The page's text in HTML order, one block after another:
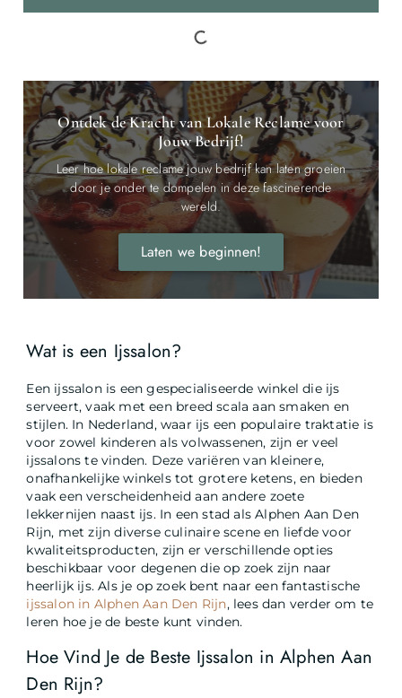
Wat is een Ijssalon?
Een ijssalon is een gespecialiseerde winkel die ijs
serveert, vaak met een breed scala aan smaken en
stijlen. In Nederland, waar ijs een populaire traktatie is
voor zowel kinderen als volwassenen, zijn er veel
ijssalons te vinden. Deze variëren van kleinere,
onafhankelijke winkels tot grotere ketens, en bieden
vaak een verscheidenheid aan andere zoete
lekkernijen naast ijs. In een stad als Alphen Aan Den
Rijn, met zijn diverse culinaire scene en liefde voor
kwaliteitsproducten, zijn er verschillende opties
beschikbaar voor degenen die op zoek zijn naar
heerlijk ijs. Als je op zoek bent naar een fantastische
ijssalon in Alphen Aan Den Rijn, lees dan verder om te
leren hoe je de beste kunt vinden.
Hoe Vind Je de Beste Ijssalon in Alphen Aan
Den Rijn?
Ontdek de Kracht van Lokale Reclame voor
Jouw Bedrijf!
Leer hoe lokale reclame jouw bedrijf kan laten groeien
door je onder te dompelen in deze fascinerende
wereld.
Laten we beginnen!